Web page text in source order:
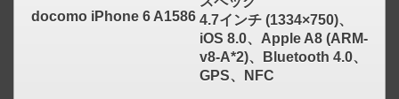
docomo iPhone 6 A1586 4.7インチ (1334×750)、
iOS 8.0、Apple A8 (ARM-
v8-A*2)、Bluetooth 4.0、
GPS、NFC
click to expand contents